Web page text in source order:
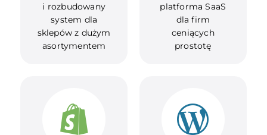
i rozbudowany
system dla
sklepów z dużym
asortymentem
platforma SaaS
dla firm
ceniących
prostotę